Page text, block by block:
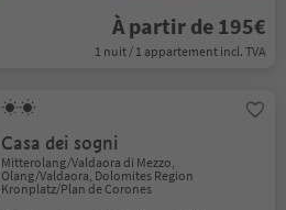
À partir de 195€
1 nuit / 1 appartement incl. TVA
Casa dei sogni
Mitterolang/Valdaora di Mezzo,
Olang/Valdaora, Dolomites Region
Kronplatz/Plan de Corones